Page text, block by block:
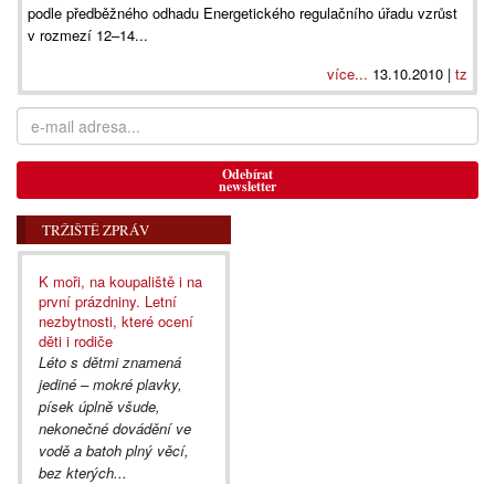
podle předběžného odhadu Energetického regulačního úřadu vzrůst
v rozmezí 12–14...
více... 13.10.2010 | tz
Odebírat
newsletter
TRŽIŠTĚ ZPRÁV
K moři, na koupaliště i na
první prázdniny. Letní
nezbytnosti, které ocení
děti i rodiče
Léto s dětmi znamená
jediné – mokré plavky,
písek úplně všude,
nekonečné dovádění ve
vodě a batoh plný věcí,
bez kterých...